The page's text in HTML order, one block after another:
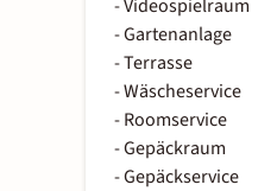
- Videospielraum
- Gartenanlage
- Terrasse
- Wäscheservice
- Roomservice
- Gepäckraum
- Gepäckservice